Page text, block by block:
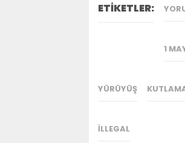
ETİKETLER:
1
YÜRÜYÜŞ
ILLEGAL